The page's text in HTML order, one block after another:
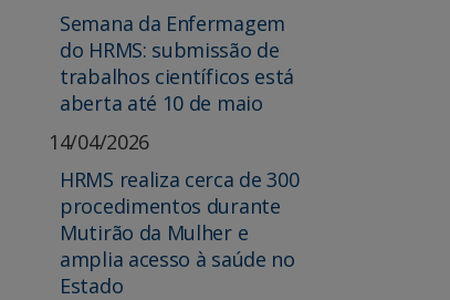
Semana da Enfermagem
do HRMS: submissão de
trabalhos científicos está
aberta até 10 de maio
14/04/2026
HRMS realiza cerca de 300
procedimentos durante
Mutirão da Mulher e
amplia acesso à saúde no
Estado